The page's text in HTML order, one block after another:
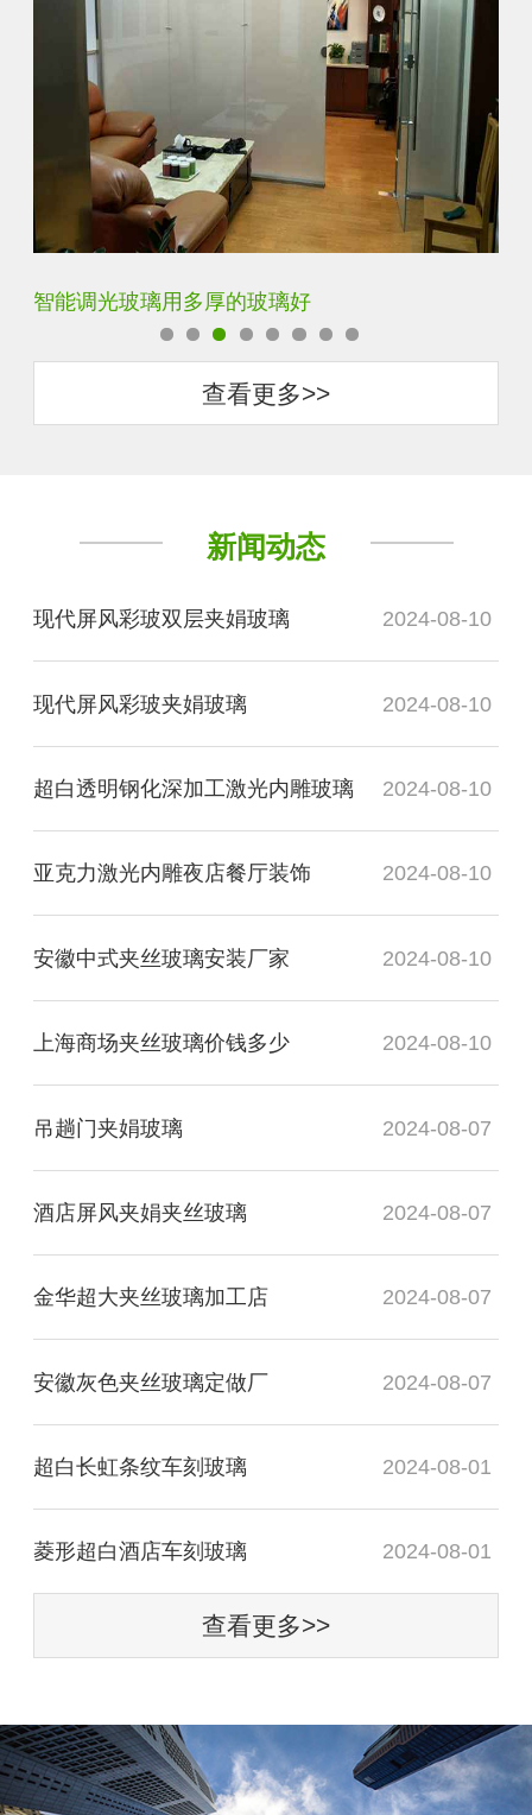
智能调光玻璃用多厚的玻璃好
查看更多>>
新闻动态
现代屏风彩玻双层夹娟玻璃 2024-08-10
现代屏风彩玻夹娟玻璃 2024-08-10
超白透明钢化深加工激光内雕玻璃 2024-08-10
亚克力激光内雕夜店餐厅装饰 2024-08-10
安徽中式夹丝玻璃安装厂家 2024-08-10
上海商场夹丝玻璃价钱多少 2024-08-10
吊趟门夹娟玻璃 2024-08-07
酒店屏风夹娟夹丝玻璃 2024-08-07
金华超大夹丝玻璃加工店 2024-08-07
安徽灰色夹丝玻璃定做厂 2024-08-07
超白长虹条纹车刻玻璃 2024-08-01
菱形超白酒店车刻玻璃 2024-08-01
查看更多>>